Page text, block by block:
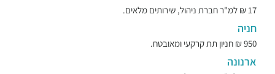
17 ₪ למ"ר חברת ניהול, שירותים מלאים.
חניה
950 ₪ חניון תת קרקעי ומאובטח.
ארנונה